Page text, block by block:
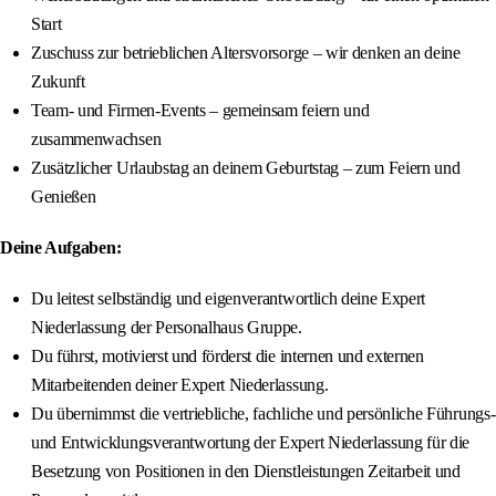
Start
Zuschuss zur betrieblichen Altersvorsorge – wir denken an deine
Zukunft
Team- und Firmen-Events – gemeinsam feiern und
zusammenwachsen
Zusätzlicher Urlaubstag an deinem Geburtstag – zum Feiern und
Genießen
Deine Aufgaben:
Du leitest selbständig und eigenverantwortlich deine Expert
Niederlassung der Personalhaus Gruppe.
Du führst, motivierst und förderst die internen und externen
Mitarbeitenden deiner Expert Niederlassung.
Du übernimmst die vertriebliche, fachliche und persönliche Führungs-
und Entwicklungsverantwortung der Expert Niederlassung für die
Besetzung von Positionen in den Dienstleistungen Zeitarbeit und